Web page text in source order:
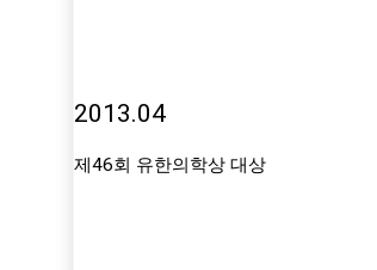
2013.04
제46회 유한의학상 대상